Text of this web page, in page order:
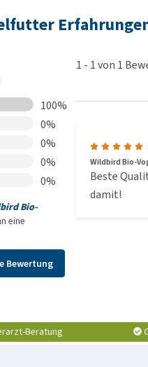
100%
0%
0%
0%
0%
Bio-
eine
Bewertung
1 - 1von 1
Wildbird Bio-
Beste
damit!
Beratung